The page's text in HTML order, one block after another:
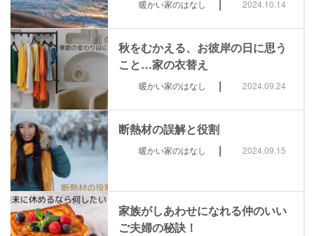
暖かい家のはなし | 2024.10.14
秋をむかえる、お彼岸の日に思う
こと…家の衣替え
暖かい家のはなし | 2024.09.24
断熱材の誤解と役割
暖かい家のはなし | 2024.09.15
家族がしあわせになれる仲のいい
ご夫婦の秘訣！